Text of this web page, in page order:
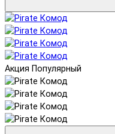
Акция Популярный